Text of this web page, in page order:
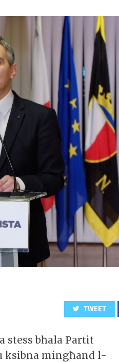
TWEET
stess bħala Partit
ksibna mingħand l-